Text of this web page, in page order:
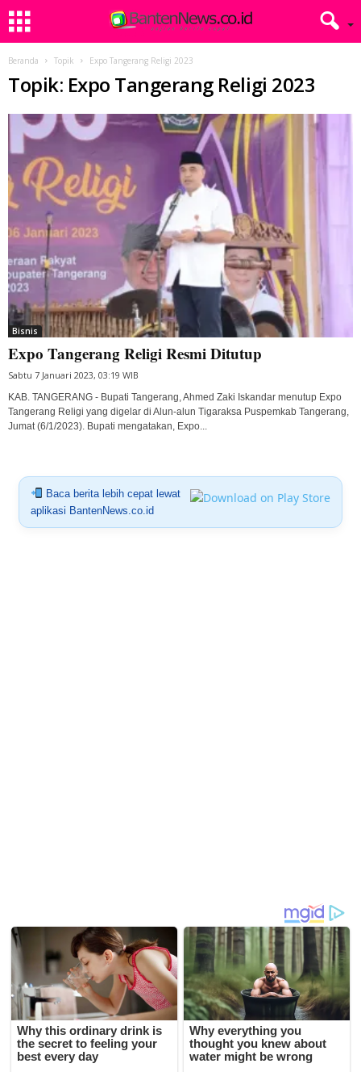
Beranda Topik Expo Tangerang Religi 2023
Topik: Expo Tangerang Religi 2023
Bisnis
Expo Tangerang Religi Resmi Ditutup
Sabtu 7 Januari 2023, 03:19 WIB
KAB. TANGERANG - Bupati Tangerang, Ahmed Zaki Iskandar menutup Expo
Tangerang Religi yang digelar di Alun-alun Tigaraksa Puspemkab Tangerang,
Jumat (6/1/2023). Bupati mengatakan, Expo...
Baca berita lebih cepat lewat
aplikasi BantenNews.co.id